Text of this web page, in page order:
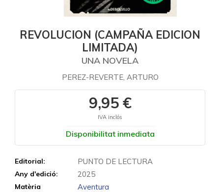
REVOLUCION (CAMPAÑA EDICION
LIMITADA)
UNA NOVELA
PEREZ-REVERTE, ARTURO
9,95 €
IVA inclós
Disponibilitat inmediata
Editorial: PUNTO DE LECTURA
Any d'edició: 2025
Matèria Aventura